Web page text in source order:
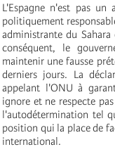
L'Espagne n'est pas un
politiquement
administrante du
conséquent, le
maintenir une fausse
derniers jours. La
appelant l'ONU à
ignore et ne respecte
l'autodétermination tel
position qui la place de
international.